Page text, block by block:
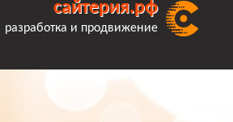
сайтерия.рф
разработка и продвижение